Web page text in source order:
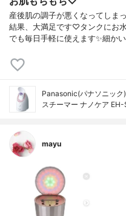
産後肌の調子が悪くなってしま
結果、大満足です♡タンクにお
でも毎日手軽に使えます✨細か
Panasonic(パナソニック)
スチーマー ナノケア
mayu